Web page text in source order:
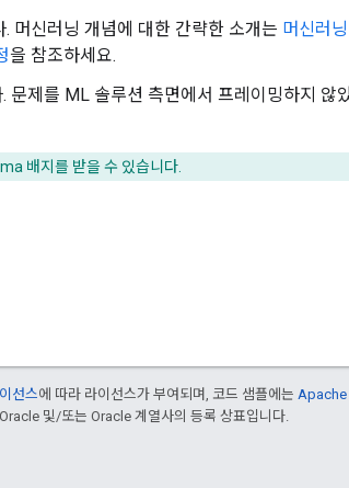
머신러닝 개념에 대한 간략한 소개는 머신러
을 참조하세요.
제를 ML 솔루션 측면에서 프레이밍하지 않
배지를 받을 수 있습니다.
선스에 따라 라이선스가 부여되며, 코드 샘플에는 Apache
및/또는 Oracle 계열사의 등록 상표입니다.